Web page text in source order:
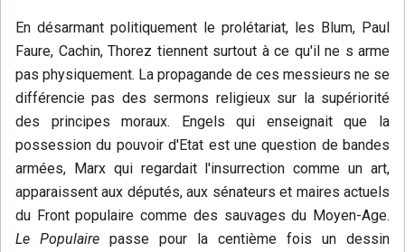
En désarmant politiquement le prolétariat, les Blum, Paul
Faure, Cachin, Thorez tiennent surtout à ce qu'il ne s arme
pas physiquement. La propagande de ces messieurs ne se
différencie pas des sermons religieux sur la supériorité
des principes moraux. Engels qui enseignait que la
possession du pouvoir d'Etat est une question de bandes
armées, Marx qui regardait l'insurrection comme un art,
apparaissent aux députés, aux sénateurs et maires actuels
du Front populaire comme des sauvages du Moyen-Age.
Le Populaire passe pour la centième fois un dessin